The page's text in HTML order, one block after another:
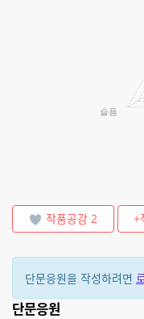
슬픔
작품공감 2 +
단문응원을 작성하려면
단문응원